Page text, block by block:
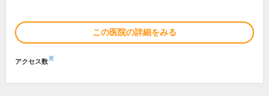
この医院の詳細をみる
アクセス数※